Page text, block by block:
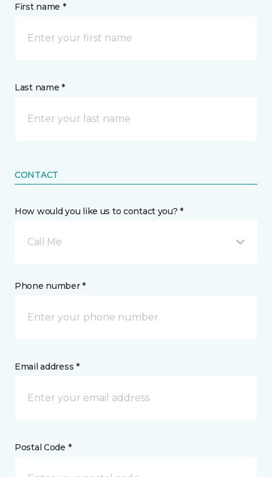
First name *
Last name *
CONTACT
How would you like us to contact you? *
Call Me
Phone number *
Email address *
Postal Code *